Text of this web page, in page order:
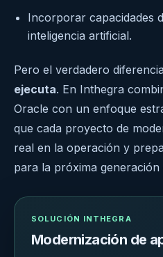
Incorporar capacidades
inteligencia artificial.
Pero el verdadero
ejecuta. En Inthegra
Oracle con un enfoque
que cada proyecto de
real en la operación y
para la próxima
SOLUCIÓN INTHEGRA
Modernización de